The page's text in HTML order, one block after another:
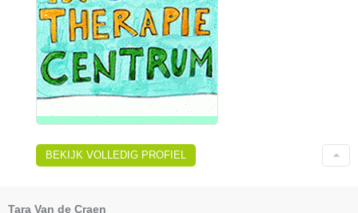
BEKIJK VOLLEDIG PROFIEL
Tara Van de Craen